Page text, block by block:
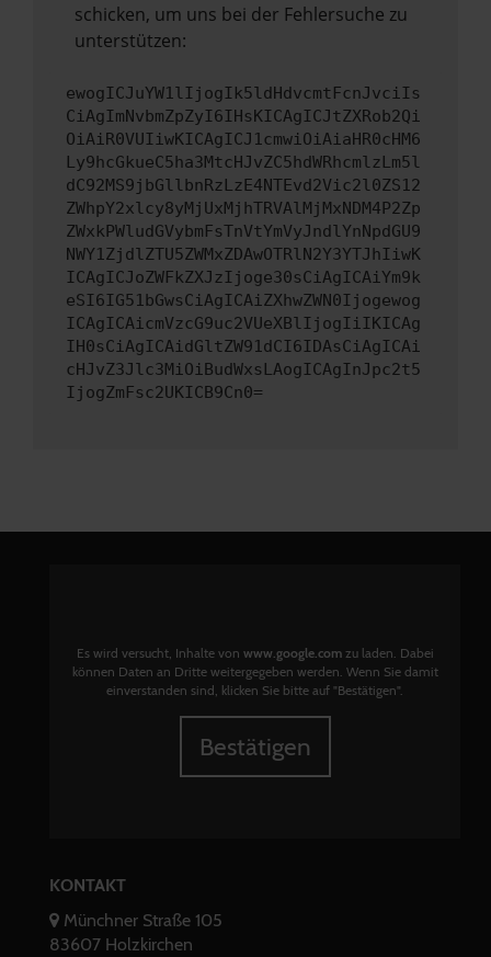
schicken, um uns bei der Fehlersuche zu
unterstützen:
ewogICJuYW1lIjogIk5ldHdvcmtFcnJvciIs
CiAgImNvbmZpZyI6IHsKICAgICJtZXRob2Qi
OiAiR0VUIiwKICAgICJ1cmwiOiAiaHR0cHM6
Ly9hcGkueC5ha3MtcHJvZC5hdWRhcmlzLm5l
dC92MS9jbGllbnRzLzE4NTEvd2Vic2l0ZS12
ZWhpY2xlcy8yMjUxMjhTRVAlMjMxNDM4P2Zp
ZWxkPWludGVybmFsTnVtYmVyJndlYnNpdGU9
NWY1ZjdlZTU5ZWMxZDAwOTRlN2Y3YTJhIiwK
ICAgICJoZWFkZXJzIjoge30sCiAgICAiYm9k
eSI6IG51bGwsCiAgICAiZXhwZWN0Ijogewog
ICAgICAicmVzcG9uc2VUeXBlIjogIiIKICAg
IH0sCiAgICAidGltZW91dCI6IDAsCiAgICAi
cHJvZ3Jlc3MiOiBudWxsLAogICAgInJpc2t5
IjogZmFsc2UKICB9Cn0=
Es wird versucht, Inhalte von www.google.comzu laden. Dabei
können Daten an Dritte weitergegeben werden. Wenn Sie damit
einverstanden sind, klicken Sie bitte auf "Bestätigen".
Bestätigen
KONTAKT
Münchner Straße 105
83607 Holzkirchen